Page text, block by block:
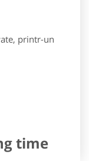
printr-un
time